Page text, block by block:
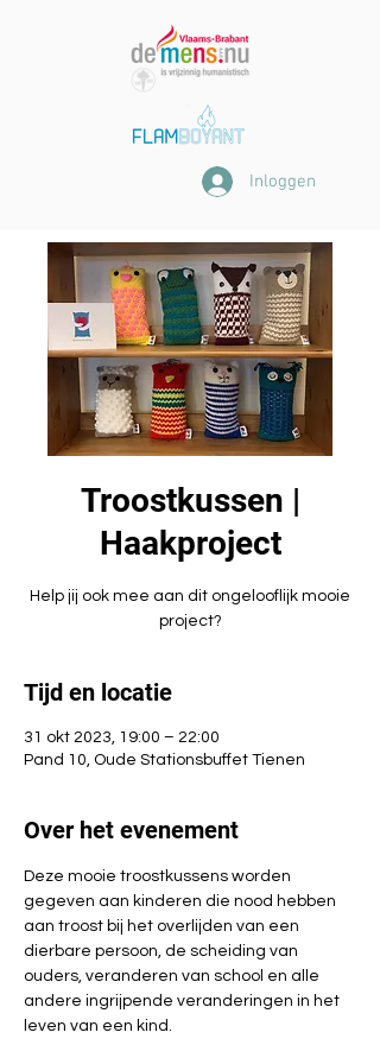
Inloggen
Troostkussen |
Haakproject
Help jij ook mee aan dit ongelooflijk mooie
project?
Tijd en locatie
31 okt 2023, 19:00 – 22:00
Pand 10, Oude Stationsbuffet Tienen
Over het evenement
Deze mooie troostkussens worden
gegeven aan kinderen die nood hebben
aan troost bij het overlijden van een
dierbare persoon, de scheiding van
ouders, veranderen van school en alle
andere ingrijpende veranderingen in het
leven van een kind.